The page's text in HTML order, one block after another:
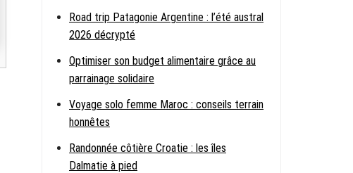
Road trip Patagonie Argentine : l’été austral
2026 décrypté
Optimiser son budget alimentaire grâce au
parrainage solidaire
Voyage solo femme Maroc : conseils terrain
honnêtes
Randonnée côtière Croatie : les îles
Dalmatie à pied